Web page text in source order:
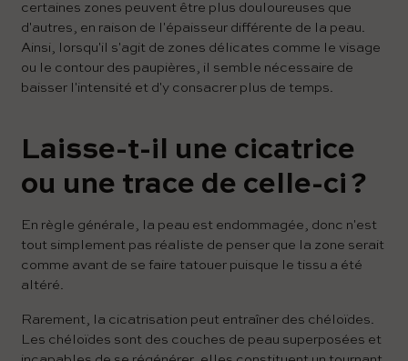
certaines zones peuvent être plus douloureuses que
d'autres, en raison de l'épaisseur différente de la peau.
Ainsi, lorsqu'il s'agit de zones délicates comme le visage
ou le contour des paupières, il semble nécessaire de
baisser l'intensité et d'y consacrer plus de temps.
Laisse-t-il une cicatrice
ou une trace de celle-ci ?
En règle générale, la peau est endommagée, donc n'est
tout simplement pas réaliste de penser que la zone serait
comme avant de se faire tatouer puisque le tissu a été
altéré.
Rarement, la cicatrisation peut entraîner des chéloïdes.
Les chéloïdes sont des couches de peau superposées et